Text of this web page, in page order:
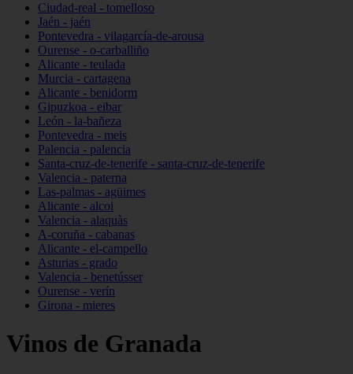
Ciudad-real - tomelloso
Jaén - jaén
Pontevedra - vilagarcía-de-arousa
Ourense - o-carballiño
Alicante - teulada
Murcia - cartagena
Alicante - benidorm
Gipuzkoa - eibar
León - la-bañeza
Pontevedra - meis
Palencia - palencia
Santa-cruz-de-tenerife - santa-cruz-de-tenerife
Valencia - paterna
Las-palmas - agüimes
Alicante - alcoi
Valencia - alaquàs
A-coruña - cabanas
Alicante - el-campello
Asturias - grado
Valencia - benetússer
Ourense - verín
Girona - mieres
Vinos de Granada